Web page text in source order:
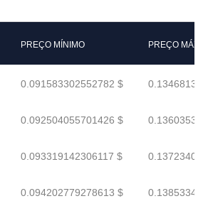
PREÇO MÍNIMO PREÇO
0.091583302552782 $
0.092504055701426 $
0.093319142306117 $
0.094202779278613 $